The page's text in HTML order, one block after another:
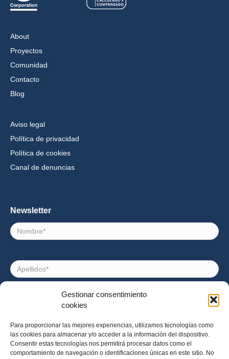
Gestionar consentimiento
cookies
Para proporcionar las mejores experiencias, utilizamos tecnologías como
las cookies para almacenar y/o acceder a la información del dispositivo.
Consentir estas tecnologías nos permitirá procesar datos como el
comportamiento de navegación o identificaciones únicas en este sitio. No
About
Proyectos
Comunidad
Contacto
Blog
Aviso legal
Política de privacidad
Política de cookies
Canal de denuncias
Newsletter
Nombre
Apellidos
Consentimiento
Acepto recibir noticias e invitaciones a eventos de
Impact Hub Barcelona